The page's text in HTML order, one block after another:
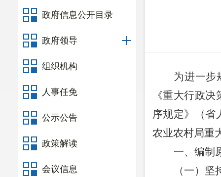
政府信息公开目录
政府领导
组织机构
人事任免
公示公告
政策解读
会议信息
为进一步
《重大行政
序规定》（省
农业农村局重
一、编制
（一）